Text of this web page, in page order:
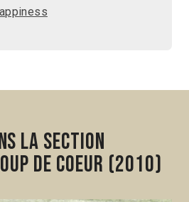
la section
de Coeur (2010)